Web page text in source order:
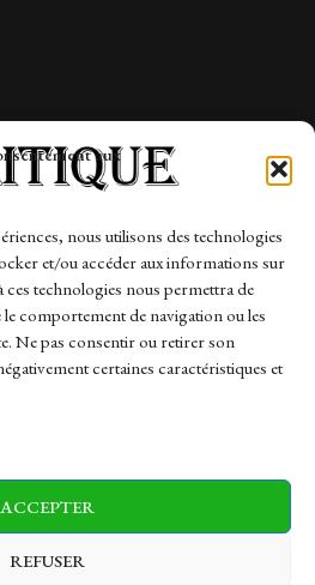
aux
nous utilisons des technologies
et/ou accéder aux informations sur
ces technologies nous permettra de
le comportement de navigation ou les
Ne pas consentir ou retirer son
certaines caractéristiques et
ACCEPTER
REFUSER
Marches Politics
Health Sports Travel